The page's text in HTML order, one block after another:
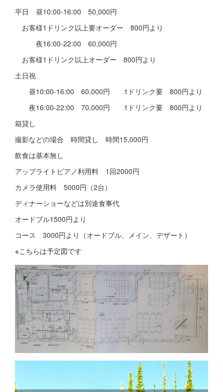
平日 昼10:00-16:00 50,000円
お客様1ドリンク以上要オーダー 800円より
夜16:00-22:00 60,000円
お客様1ドリンク以上オーダー 800円より
土日祝
昼10:00-16:00 60,000円 1ドリンク要 800円より
夜16:00-22:00 70,000円 1ドリンク要 800円より
箱貸し
撮影などの場合 時間貸し 時間15,000円
飲食は基本無し
アップライトピアノ利用料 1回2000円
カメラ使用料 5000円（2台）
ディナーショーなどは別途食事代
オードブル1500円より
コース 3000円より（オードブル、メイン、デザート）
※こちらは予定図です